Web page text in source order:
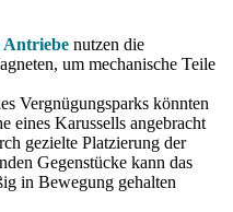
Antriebe nutzen die
um mechanische Teile
Vergnügungsparks könnten
eines Karussells angebracht
gezielte Platzierung der
Gegenstücke kann das
in Bewegung gehalten